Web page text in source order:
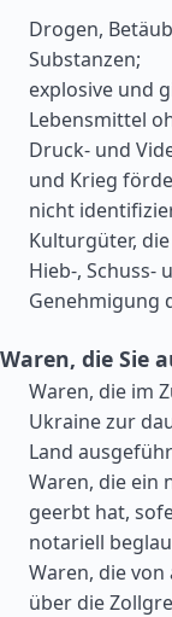
Drogen,
Substanzen;
explosive und
Lebensmittel
Druck- und
und Krieg
nicht
Kulturgüter,
Hieb-, Schuss-
Genehmigung
Waren, die Sie
Waren, die im
Ukraine zur
Land
Waren, die ein
geerbt hat,
notariell
Waren, die
über die